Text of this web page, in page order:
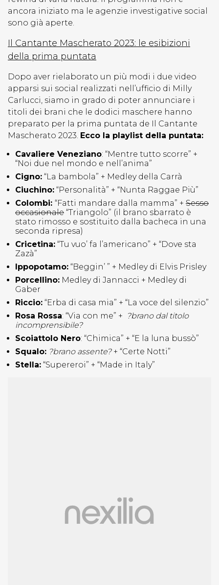
ancora iniziato ma le agenzie investigative social
sono già aperte.
Il Cantante Mascherato 2023: le esibizioni
della prima puntata
Dopo aver rielaborato un più modi i due video
apparsi sui social realizzati nell’ufficio di Milly
Carlucci, siamo in grado di poter annunciare i
titoli dei brani che le dodici maschere hanno
preparato per la prima puntata de Il Cantante
Mascherato 2023. Ecco la playlist della puntata:
Cavaliere Veneziano: “Mentre tutto scorre” +
“Noi due nel mondo e nell’anima”
Cigno: “La bambola” + Medley della Carrà
Ciuchino: “Personalità” + “Nunta Raggae Più”
Colombi: “Fatti mandare dalla mamma” + Sesso
occasionale “Triangolo” (il brano sbarrato è
stato rimosso e sostituito dalla bacheca in una
seconda ripresa)
Cricetina: “Tu vuo’ fa l’americano” + “Dove sta
Zazà”
Ippopotamo: “Beggin’ ” + Medley di Elvis Prisley
Porcellino: Medley di Jannacci + Medley di
Gaber
Riccio: “Erba di casa mia” + “La voce del silenzio”
Rosa Rossa: “Via con me” +
?brano dal titolo
incomprensibile?
Scoiattolo Nero: “Chimica” + “E la luna bussò”
Squalo: ?brano assente?+ “Certe Notti”
Stella: “Supereroi” + “Made in Italy”